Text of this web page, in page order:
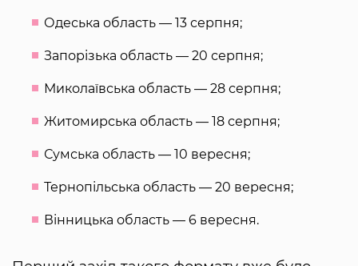
Одеська область — 13 серпня;
Запорізька область — 20 серпня;
Миколаївська область — 28 серпня;
Житомирська область — 18 серпня;
Сумська область — 10 вересня;
Тернопільська область — 20 вересня;
Вінницька область — 6 вересня.